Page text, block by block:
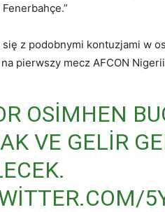
się z podobnymi kontuzjami w
pierwszy mecz AFCON
OSIMHEN
VE GELIR